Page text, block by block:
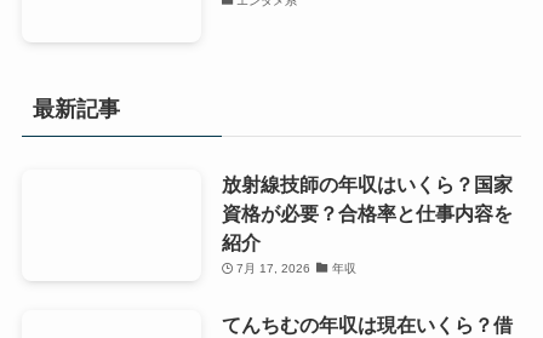
最新記事
放射線技師の年収はいくら？国家
資格が必要？合格率と仕事内容を
紹介
7月 17, 2026 年収
てんちむの年収は現在いくら？借